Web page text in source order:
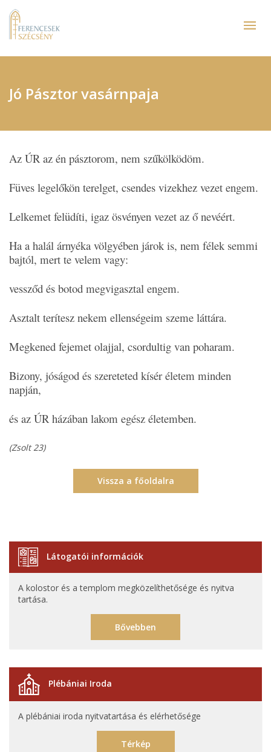
Jó Pásztor vasárnpaja
Az ÚR az én pásztorom, nem szűkölködöm.
Füves legelőkön terelget, csendes vizekhez vezet engem.
Lelkemet felüdíti, igaz ösvényen vezet az ő nevéért.
Ha a halál árnyéka völgyében járok is, nem félek semmi
bajtól, mert te velem vagy:
vessződ és botod megvigasztal engem.
Asztalt terítesz nekem ellenségeim szeme láttára.
Megkened fejemet olajjal, csordultig van poharam.
Bizony, jóságod és szereteted kísér életem minden
napján,
és az ÚR házában lakom egész életemben.
(Zsolt 23)
Vissza a főoldalra
Látogatói információk
A kolostor és a templom megközelíthetősége és nyitva
tartása.
Bővebben
Plébániai Iroda
A plébániai iroda nyitvatartása és elérhetősége
Térkép